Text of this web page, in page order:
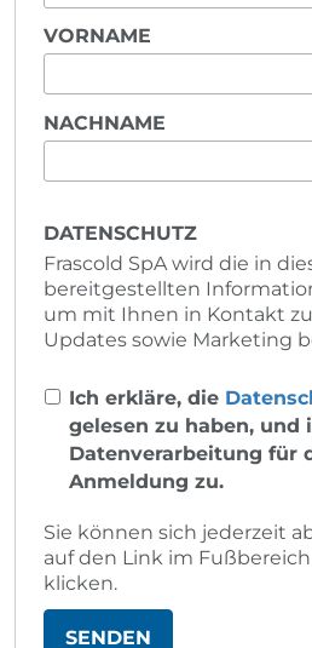
VORNAME
NACHNAME
DATENSCHUTZ
Frascold SpA wird die in
bereitgestellten
um mit Ihnen in Kontakt
Updates sowie Marketing
Ich erkläre, die
gelesen zu haben, und
Datenverarbeitung für
Anmeldung zu.
Sie können sich jederzeit
auf den Link im
klicken.